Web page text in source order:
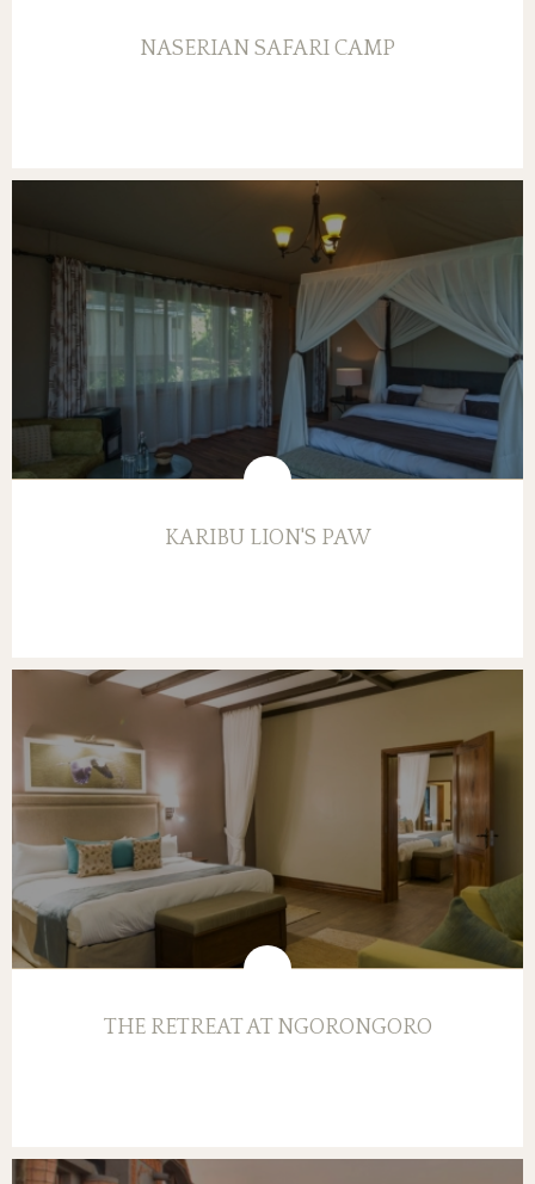
NASERIAN SAFARI CAMP
KARIBU LION'S PAW
THE RETREAT AT NGORONGORO